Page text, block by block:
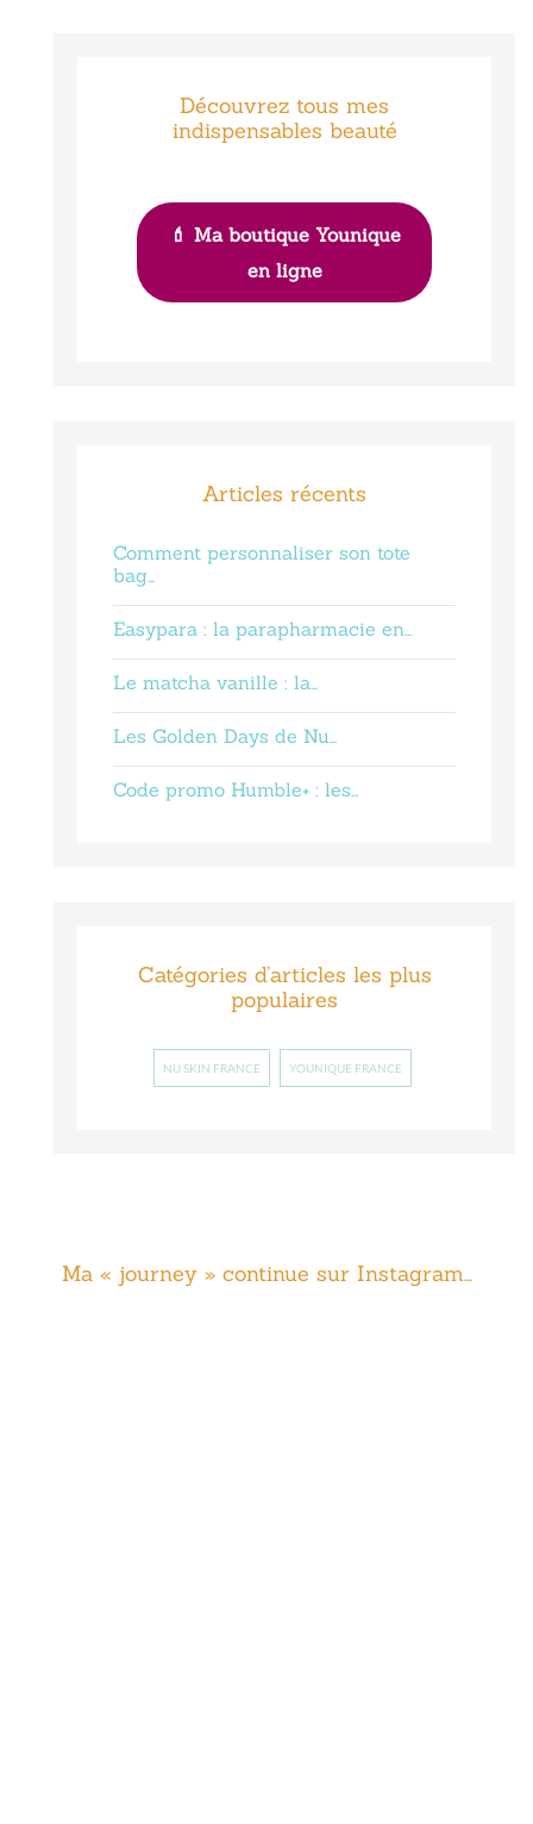
Découvrez tous mes
indispensables beauté
💄 Ma boutique Younique
en ligne
Articles récents
Comment personnaliser son tote
bag…
Easypara : la parapharmacie en…
Le matcha vanille : la…
Les Golden Days de Nu…
Code promo Humble+ : les…
Catégories d’articles les plus
populaires
NU SKIN FRANCE YOUNIQUE FRANCE
Ma « journey » continue sur Instagram…